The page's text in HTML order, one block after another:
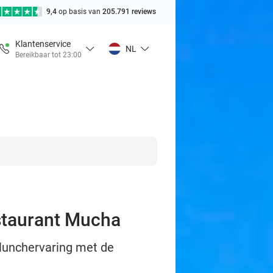
9,4 op basis van 205.791 reviews
Klantenservice
Bereikbaar tot 23:00
NL
Mucha
met de